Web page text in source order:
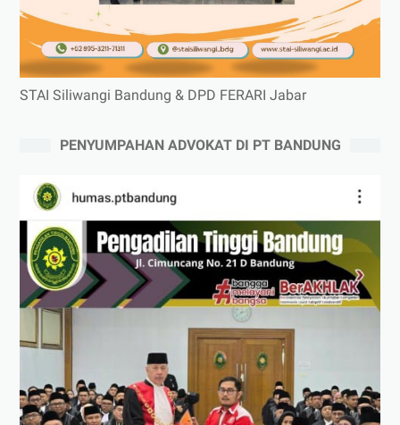
STAI Siliwangi Bandung & DPD FERARI Jabar
PENYUMPAHAN ADVOKAT DI PT BANDUNG